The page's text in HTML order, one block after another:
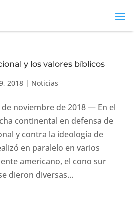
y los valores bíblicos
2018| Noticias
de noviembre de 2018 — En el
continental en defensa de
y contra la ideología de
en paralelo en varios
americano, el cono sur
dieron diversas...